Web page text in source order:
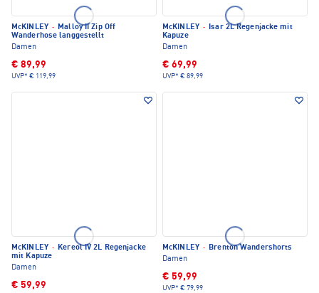
McKINLEY · Malloy II Zip Off
Wanderhose langgestellt
Damen
€ 89,99
UVP* € 119,99
McKINLEY · Isar 2L Regenjacke mit
Kapuze
Damen
€ 69,99
UVP* € 89,99
McKINLEY · Kereol IV 2L Regenjacke
mit Kapuze
Damen
€ 59,99
McKINLEY · Brenton Wandershorts
Damen
€ 59,99
UVP* € 79,99